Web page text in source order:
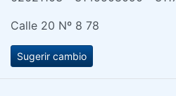
Calle 20 Nº 8 78
Sugerir cambio